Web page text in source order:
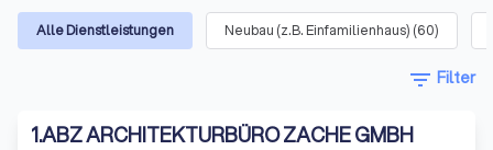
Alle Dienstleistungen Neubau (z.B. Einfamilienhaus) (60)
filter_list Filter
1.ABZ ARCHITEKTURBÜRO ZACHE GMBH